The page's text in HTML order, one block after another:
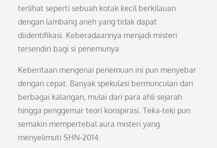
terlihat seperti sebuah kotak kecil berkilauan
dengan lambang aneh yang tidak dapat
diidentifikasi. Keberadaannya menjadi misteri
tersendiri bagi si penemunya.
Keberitaan mengenai penemuan ini pun menyebar
dengan cepat. Banyak spekulasi bermunculan dari
berbagai kalangan, mulai dari para ahli sejarah
hingga penggemar teori konspirasi. Teka-teki pun
semakin mempertebal aura misteri yang
menyelimuti SHN-2014.